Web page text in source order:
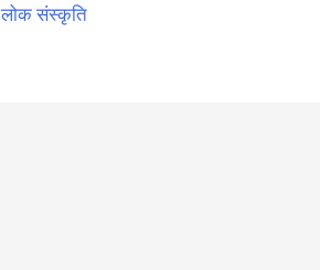
लोक संस्कृति